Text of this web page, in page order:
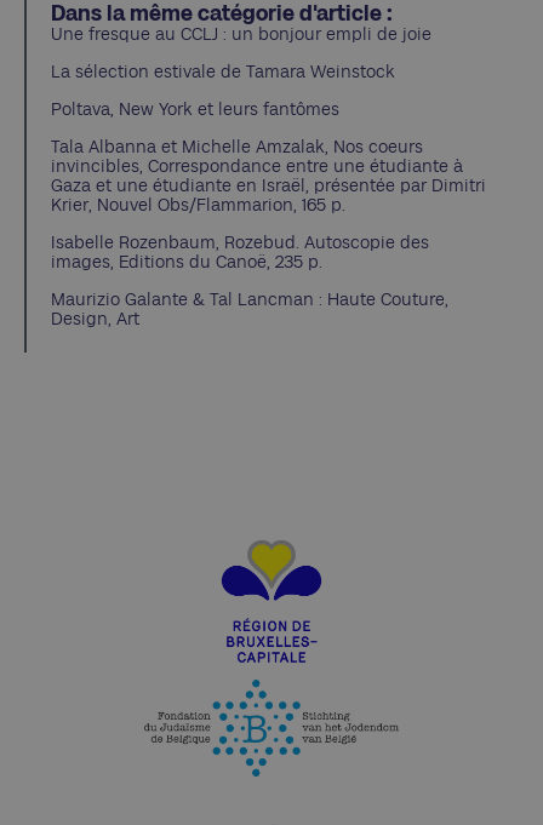
Dans la même catégorie d'article :
Une fresque au CCLJ : un bonjour empli de joie
La sélection estivale de Tamara Weinstock
Poltava, New York et leurs fantômes
Tala Albanna et Michelle Amzalak, Nos coeurs
invincibles, Correspondance entre une étudiante à
Gaza et une étudiante en Israël, présentée par Dimitri
Krier, Nouvel Obs/Flammarion, 165 p.
Isabelle Rozenbaum, Rozebud. Autoscopie des
images, Editions du Canoë, 235 p.
Maurizio Galante & Tal Lancman : Haute Couture,
Design, Art